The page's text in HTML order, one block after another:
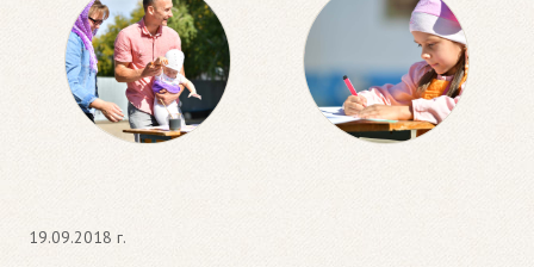
19.09.2018 г.